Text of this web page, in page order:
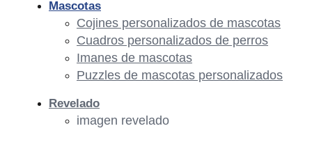
Mascotas
Cojines personalizados de mascotas
Cuadros personalizados de perros
Imanes de mascotas
Puzzles de mascotas personalizados
Revelado
imagen revelado